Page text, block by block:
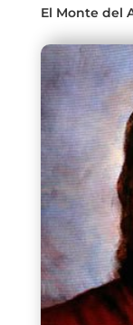
El Monte del